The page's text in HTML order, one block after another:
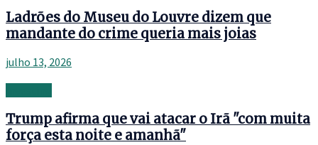
Ladrões do Museu do Louvre dizem que
mandante do crime queria mais joias
julho 13, 2026
Trump afirma que vai atacar o Irã "com muita
força esta noite e amanhã"